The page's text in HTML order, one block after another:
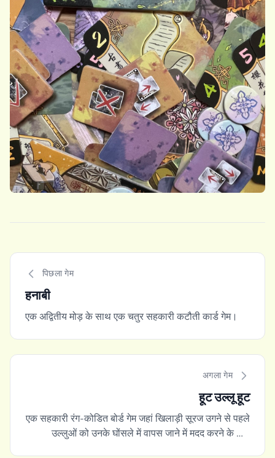
पिछला गेम
हनाबी
एक अद्वितीय मोड़ के साथ एक चतुर सहकारी कटौती कार्ड गेम।
अगला गेम
हूट उल्लू हूट
एक सहकारी रंग-कोडित बोर्ड गेम जहां खिलाड़ी सूरज उगने से पहले
उल्लुओं को उनके घोंसले में वापस जाने में मदद करने के लिए